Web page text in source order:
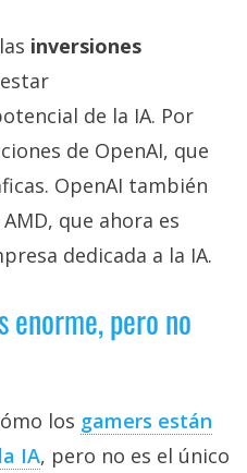
inversiones
de la IA. Por
de OpenAI, que
OpenAI también
que ahora es
dedicada a la IA.
enorme, pero no
los gamers están
IA‎, pero no es el único